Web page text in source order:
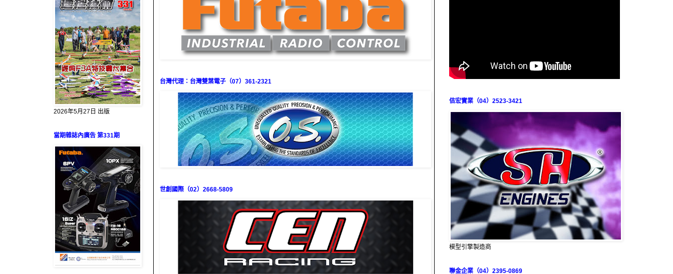
台灣代理：台灣雙葉電子（07）361-2321
世創國際（02）2668-5809
2026年5月27日 出版
當期雜誌內廣告 第331期
佶宏實業（04）2523-3421
模型引擎製造商
聯金企業（04）2395-0869